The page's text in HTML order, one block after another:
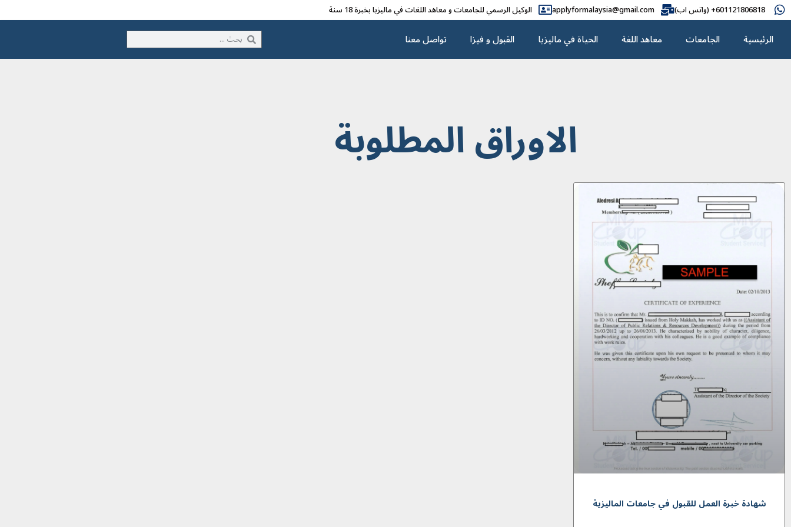
601121806818+ (واتس اب) applyformalaysia@gmail.com الوکیل الرسمي للجامعات و معاهد اللغات في مالیزیا بخبرة 18 سنة
الرئيسية الجامعات معاهد اللغة الحياة في ماليزيا القبول و فیزا تواصل معنا
الاوراق المطلوبة
شهادة خبرة العمل للقبول في جامعات المالیزیة